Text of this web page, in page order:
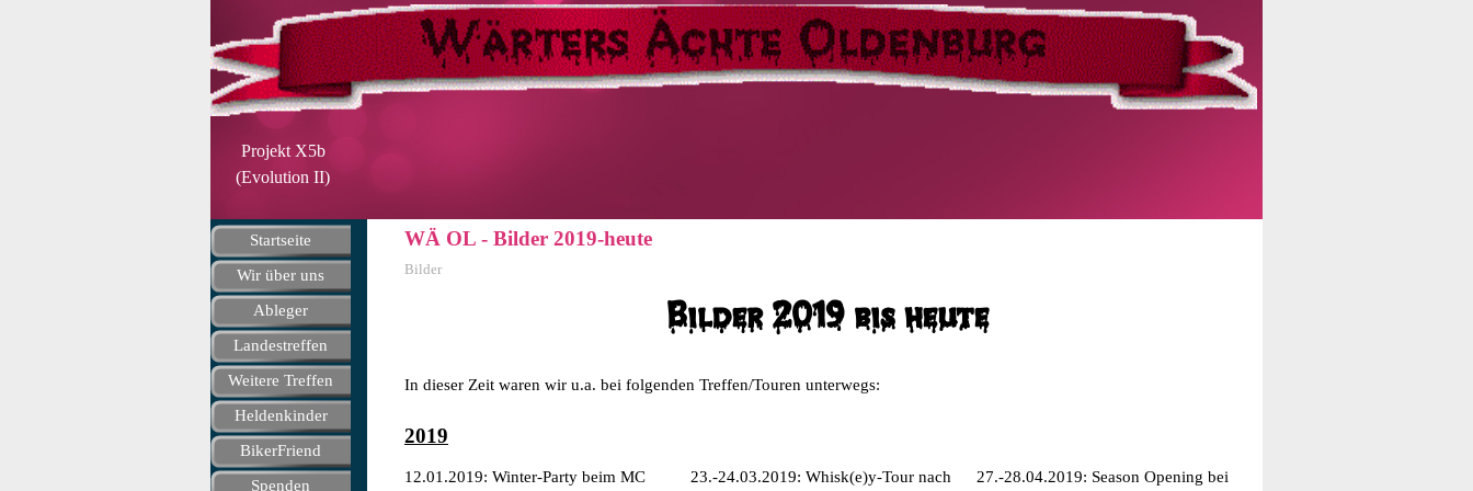
Projekt X5b
(Evolution II)
Menü überspringen
Startseite
Wir über uns
▼
Ableger
Landestreffen
Weitere Treffen
▼
Heldenkinder
BikerFriend
Spenden
WÄ OL - Bilder 2019-heute
Bilder
Bilder 2019 bis heute
In dieser Zeit waren wir u.a. bei folgenden Treffen/Touren unterwegs:
2019
12.01.2019: Winter-Party beim MC
23.-24.03.2019: Whisk(e)y-Tour nach
27.-28.04.2019: Season Opening bei